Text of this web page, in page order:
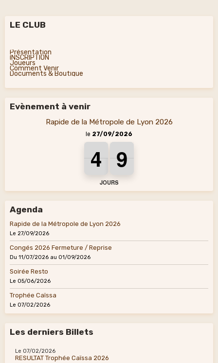
LE CLUB
Présentation
INSCRIPTION
Joueurs
Comment Venir
Documents & Boutique
Evènement à venir
Rapide de la Métropole de Lyon 2026
le 27/09/2026
4
4
4
4 9
9
9
9
JOURS
Agenda
Rapide de la Métropole de Lyon 2026
Le 27/09/2026
Congés 2026 Fermeture / Reprise
Du 11/07/2026 au 01/09/2026
Soirée Resto
Le 05/06/2026
Trophée Caïssa
Le 07/02/2026
Les derniers Billets
Le 07/02/2026
RESULTAT Trophée Caïssa 2026